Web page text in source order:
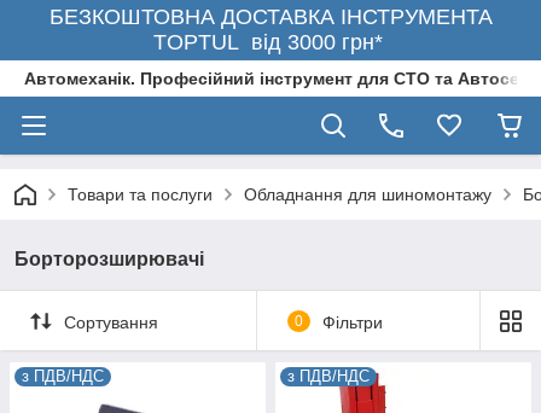
БЕЗКОШТОВНА ДОСТАВКА ІНСТРУМЕНТА
TOPTUL від 3000 грн*
Автомеханік. Професійний інструмент для СТО та
Товари та послуги Обладнання для шиномонтажу
Борторозширювачі
Сортування 0 Фільтри
з ПДВ/НДС з ПДВ/НДС